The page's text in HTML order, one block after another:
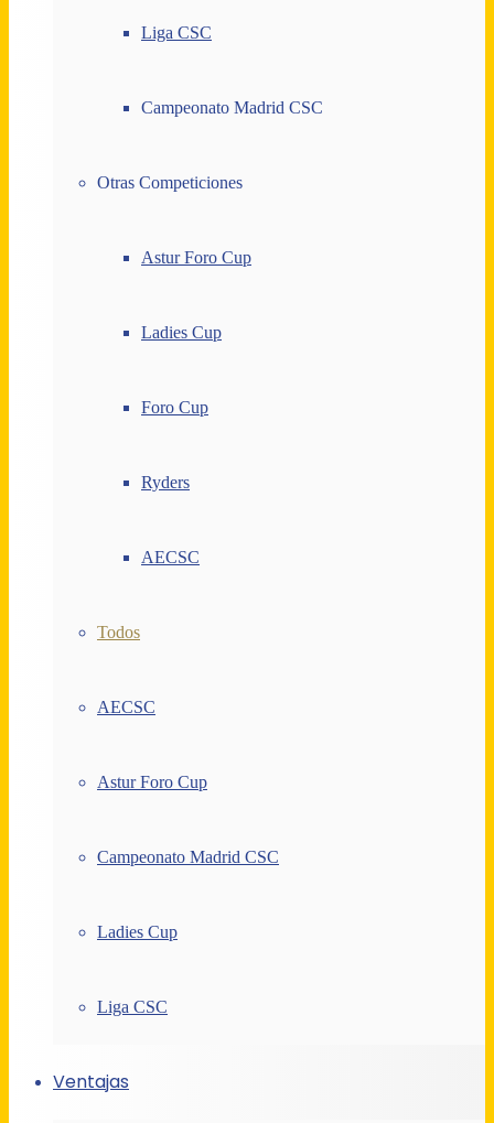
Liga CSC
Campeonato Madrid CSC
Otras Competiciones
Astur Foro Cup
Ladies Cup
Foro Cup
Ryders
AECSC
Todos
AECSC
Astur Foro Cup
Campeonato Madrid CSC
Ladies Cup
Liga CSC
Ventajas